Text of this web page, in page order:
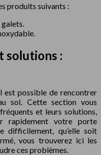
produits suivants :
solutions :
est possible de rencontrer
sol. Cette section vous
et leurs solutions,
rapidement votre porte
difficilement, qu’elle soit
vous trouverez ici les
ces problèmes.